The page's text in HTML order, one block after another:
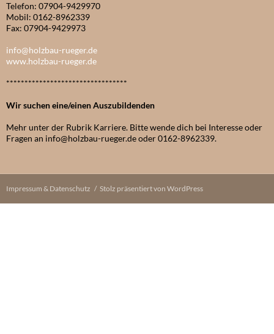
Telefon: 07904-9429970
Mobil: 0162-8962339
Fax: 07904-9429973
info@holzbau-rueger.de
www.holzbau-rueger.de
*********************************
Wir suchen eine/einen Auszubildenden
Mehr unter der Rubrik Karriere. Bitte wende dich bei Interesse oder
Fragen an info@holzbau-rueger.de oder 0162-8962339.
Impressum & Datenschutz Stolz präsentiert von WordPress